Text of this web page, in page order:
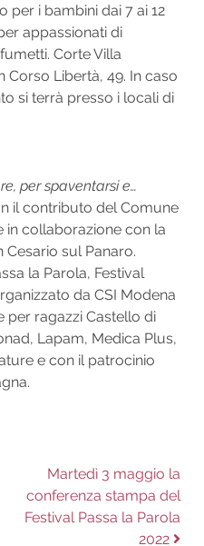
per i bambini dai 7 ai 12
appassionati di
Corte Villa
Corso Libertà, 49. In caso
si terrà presso i locali di
per spaventarsi e…
il contributo del Comune
in collaborazione con la
sul Panaro.
la Parola, Festival
da CSI Modena
per ragazzi Castello di
Lapam, Medica Plus,
e con il patrocinio
Next
post:
Martedì 3 maggio la
conferenza stampa del
Festival Passa la Parola
2022